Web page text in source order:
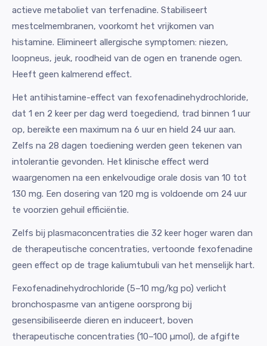
actieve metaboliet van terfenadine. Stabiliseert
mestcelmembranen, voorkomt het vrijkomen van
histamine. Elimineert allergische symptomen: niezen,
loopneus, jeuk, roodheid van de ogen en tranende ogen.
Heeft geen kalmerend effect.
Het antihistamine-effect van fexofenadinehydrochloride,
dat 1 en 2 keer per dag werd toegediend, trad binnen 1 uur
op, bereikte een maximum na 6 uur en hield 24 uur aan.
Zelfs na 28 dagen toediening werden geen tekenen van
intolerantie gevonden. Het klinische effect werd
waargenomen na een enkelvoudige orale dosis van 10 tot
130 mg. Een dosering van 120 mg is voldoende om 24 uur
te voorzien gehuil efficiëntie.
Zelfs bij plasmaconcentraties die 32 keer hoger waren dan
de therapeutische concentraties, vertoonde fexofenadine
geen effect op de trage kaliumtubuli van het menselijk hart.
Fexofenadinehydrochloride (5–10 mg/kg po) verlicht
bronchospasme van antigene oorsprong bij
gesensibiliseerde dieren en induceert, boven
therapeutische concentraties (10–100 µmol), de afgifte